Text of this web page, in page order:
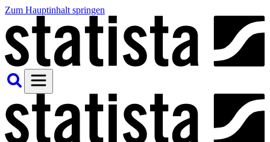
Zum Hauptinhalt springen